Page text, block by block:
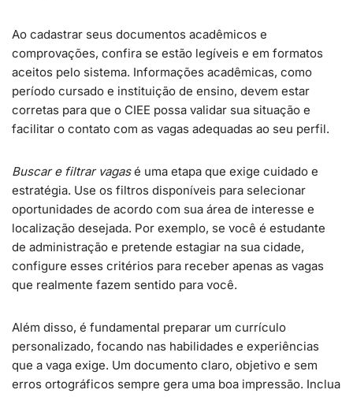
Ao cadastrar seus documentos acadêmicos e
comprovações, confira se estão legíveis e em formatos
aceitos pelo sistema. Informações acadêmicas, como
período cursado e instituição de ensino, devem estar
corretas para que o CIEE possa validar sua situação e
facilitar o contato com as vagas adequadas ao seu perfil.
Buscar e filtrar vagasé uma etapa que exige cuidado e
estratégia. Use os filtros disponíveis para selecionar
oportunidades de acordo com sua área de interesse e
localização desejada. Por exemplo, se você é estudante
de administração e pretende estagiar na sua cidade,
configure esses critérios para receber apenas as vagas
que realmente fazem sentido para você.
Além disso, é fundamental preparar um currículo
personalizado, focando nas habilidades e experiências
que a vaga exige. Um documento claro, objetivo e sem
erros ortográficos sempre gera uma boa impressão. Inclua